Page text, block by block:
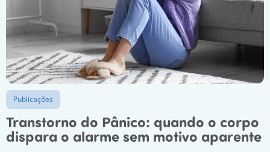
Publicações
Transtorno do Pânico: quando o corpo
dispara o alarme sem motivo aparente